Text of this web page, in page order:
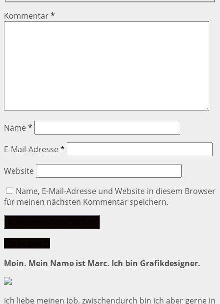
Kommentar*
Name *
E-Mail-Adresse *
Website
Name, E-Mail-Adresse und Website in diesem Browser
für meinen nächsten Kommentar speichern.
Moin. Mein Name ist Marc. Ich bin Grafikdesigner.
Ich liebe meinen Job, zwischendurch bin ich aber gerne in